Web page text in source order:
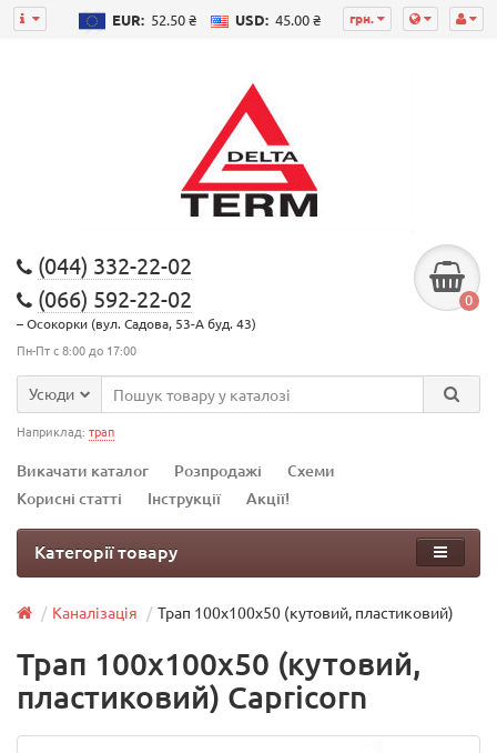
грн.
EUR: 52.50 ₴ USD: 45.00 ₴
(044) 332-22-02
(066) 592-22-02
– Осокорки (вул. Садова, 53-А буд. 43)
Пн-Пт с 8:00 до 17:00
0
Усюди
Наприклад: трап
Викачати каталог Розпродажі
Схеми
Корисні статті
Інструкції Акції!
Категорії товару
Каналізація Трап 100х100x50 (кутовий, пластиковий)
Трап 100х100x50 (кутовий,
пластиковий) Capricorn